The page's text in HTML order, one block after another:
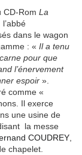
CD-Rom La
l’abbé
dans le wagon
: « Il a tenu
pour que
l’énervement
espoir »
comme «
Il exerce
une usine de
la messe
COUDREY
chapelet.